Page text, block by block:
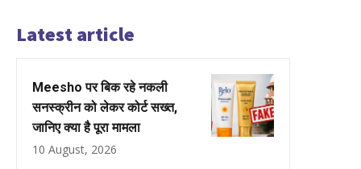
Latest article
Meesho पर बिक रहे नकली
सनस्क्रीन को लेकर कोर्ट सख्त,
जानिए क्या है पूरा मामला
10 August, 2026